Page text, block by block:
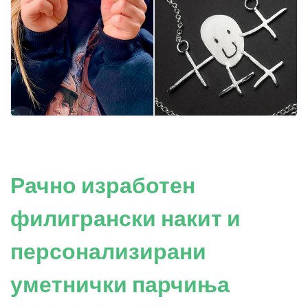
Рачно изработен
филигрански накит и
персонализирани
уметнички парчиња